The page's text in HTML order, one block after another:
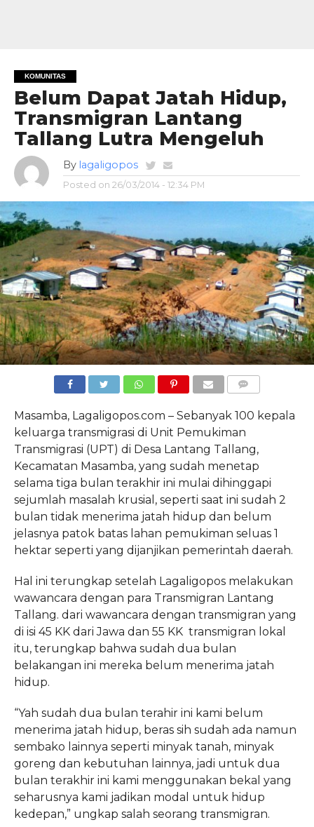
KOMUNITAS
Belum Dapat Jatah Hidup,
Transmigran Lantang
Tallang Lutra Mengeluh
By lagaligopos
Posted on 26/03/2014 - 12:34 PM
Masamba, Lagaligopos.com – Sebanyak 100 kepala
keluarga transmigrasi di Unit Pemukiman
Transmigrasi (UPT) di Desa Lantang Tallang,
Kecamatan Masamba, yang sudah menetap
selama tiga bulan terakhir ini mulai dihinggapi
sejumlah masalah krusial, seperti saat ini sudah 2
bulan tidak menerima jatah hidup dan belum
jelasnya patok batas lahan pemukiman seluas 1
hektar seperti yang dijanjikan pemerintah daerah.
Hal ini terungkap setelah Lagaligopos melakukan
wawancara dengan para Transmigran Lantang
Tallang. dari wawancara dengan transmigran yang
di isi 45 KK dari Jawa dan 55 KK transmigran lokal
itu, terungkap bahwa sudah dua bulan
belakangan ini mereka belum menerima jatah
hidup.
“Yah sudah dua bulan terahir ini kami belum
menerima jatah hidup, beras sih sudah ada namun
sembako lainnya seperti minyak tanah, minyak
goreng dan kebutuhan lainnya, jadi untuk dua
bulan terakhir ini kami menggunakan bekal yang
seharusnya kami jadikan modal untuk hidup
kedepan,” ungkap salah seorang transmigran.